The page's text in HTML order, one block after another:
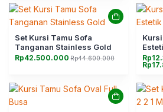
Set Kursi Tamu Sofa
Tanganan Stainless Gold
Rp44.600.000
Harga
Rp44.600.000.
Rp42.500.000
Harga
adalah:
Rp42.500.000.
Rp
Rp